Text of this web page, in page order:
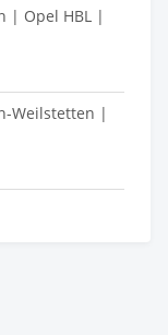
| Opel HBL |
Weilstetten |